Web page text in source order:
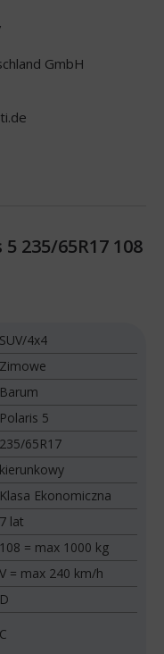
GmbH
235/65R17 108
SUV/4x4
Zimowe
Barum
Polaris 5
235/65R17
kierunkowy
Klasa Ekonomiczna
7 lat
108 = max 1000 kg
V = max 240 km/h
D
C